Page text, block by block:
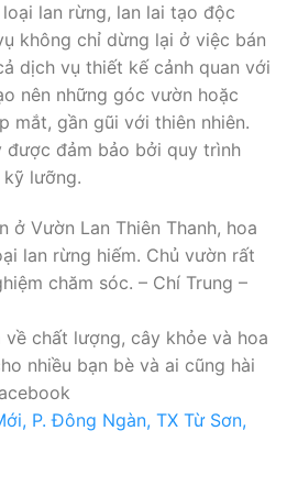
lan rừng, lan lai tạo độc
không chỉ dừng lại ở việc bán
dịch vụ thiết kế cảnh quan với
nên những góc vườn hoặc
mắt, gần gũi với thiên nhiên.
được đảm bảo bởi quy trình
lưỡng.
ở Vườn Lan Thiên Thanh, hoa
lan rừng hiếm. Chủ vườn rất
chăm sóc. – Chí Trung –
chất lượng, cây khỏe và hoa
nhiều bạn bè và ai cũng hài
P. Đông Ngàn, TX Từ Sơn,